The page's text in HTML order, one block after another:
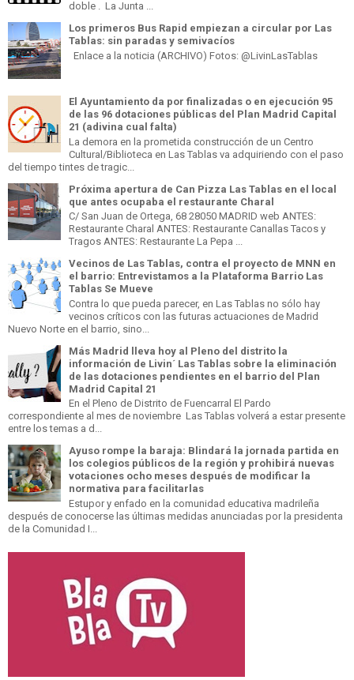
doble . La Junta ...
Los primeros Bus Rapid empiezan a circular por Las
Tablas: sin paradas y semivacíos
Enlace a la noticia (ARCHIVO) Fotos: @LivinLasTablas
El Ayuntamiento da por finalizadas o en ejecución 95
de las 96 dotaciones públicas del Plan Madrid Capital
21 (adivina cual falta)
La demora en la prometida construcción de un Centro
Cultural/Biblioteca en Las Tablas va adquiriendo con el paso
del tiempo tintes de tragic...
Próxima apertura de Can Pizza Las Tablas en el local
que antes ocupaba el restaurante Charal
C/ San Juan de Ortega, 68 28050 MADRID web ANTES:
Restaurante Charal ANTES: Restaurante Canallas Tacos y
Tragos ANTES: Restaurante La Pepa ...
Vecinos de Las Tablas, contra el proyecto de MNN en
el barrio: Entrevistamos a la Plataforma Barrio Las
Tablas Se Mueve
Contra lo que pueda parecer, en Las Tablas no sólo hay
vecinos críticos con las futuras actuaciones de Madrid
Nuevo Norte en el barrio, sino...
Más Madrid lleva hoy al Pleno del distrito la
información de Livin´ Las Tablas sobre la eliminación
de las dotaciones pendientes en el barrio del Plan
Madrid Capital 21
En el Pleno de Distrito de Fuencarral El Pardo
correspondiente al mes de noviembre Las Tablas volverá a estar presente
entre los temas a d...
Ayuso rompe la baraja: Blindará la jornada partida en
los colegios públicos de la región y prohibirá nuevas
votaciones ocho meses después de modificar la
normativa para facilitarlas
Estupor y enfado en la comunidad educativa madrileña
después de conocerse las últimas medidas anunciadas por la presidenta
de la Comunidad I...